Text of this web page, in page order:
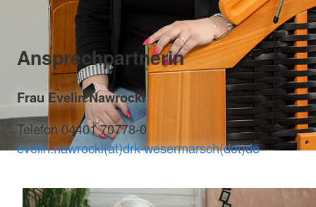
Ansprechpartnerin
Frau Evelin Nawrocki
Telefon 04401 70778-0
evelin.nawrocki(at)drk-wesermarsch(dot)de